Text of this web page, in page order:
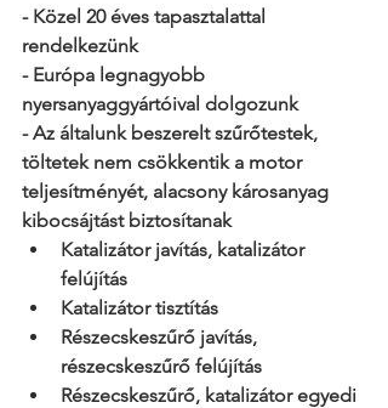
- Közel 20 éves tapasztalattal
rendelkezünk
- Európa legnagyobb
nyersanyaggyártóival dolgozunk
- Az általunk beszerelt szűrőtestek,
töltetek nem csökkentik a motor
teljesítményét, alacsony károsanyag
kibocsájtást biztosítanak
Katalizátor javítás, katalizátor
felújítás
Katalizátor tisztítás
Részecskeszűrő javítás,
részecskeszűrő felújítás
Részecskeszűrő, katalizátor egyedi